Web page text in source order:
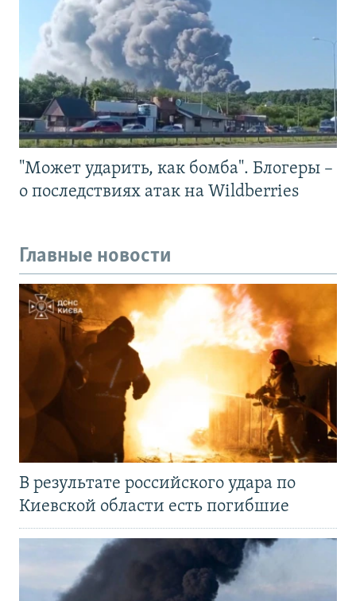
"Может ударить, как бомба". Блогеры –
о последствиях атак на Wildberries
Главные новости
В результате российского удара по
Киевской области есть погибшие